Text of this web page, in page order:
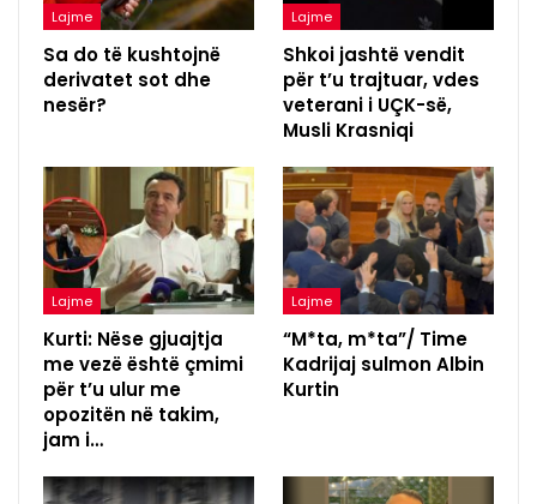
Lajme
Sa do të kushtojnë
derivatet sot dhe
nesër?
Lajme
Shkoi jashtë vendit
për t’u trajtuar, vdes
veterani i UÇK-së,
Musli Krasniqi
Lajme
Kurti: Nëse gjuajtja
me vezë është çmimi
për t’u ulur me
opozitën në takim,
jam i…
Lajme
“M*ta, m*ta”/ Time
Kadrijaj sulmon Albin
Kurtin